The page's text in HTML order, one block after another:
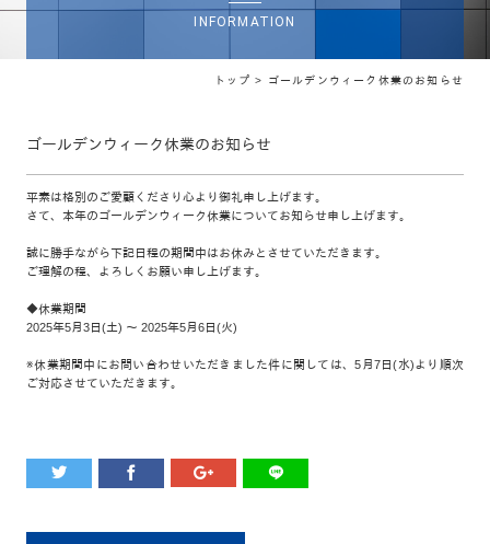
INFORMATION
トップ > ゴールデンウィーク休業のお知らせ
ゴールデンウィーク休業のお知らせ
平素は格別のご愛顧くださり心より御礼申し上げます。
さて、本年のゴールデンウィーク休業についてお知らせ申し上げます。
誠に勝手ながら下記日程の期間中はお休みとさせていただきます。
ご理解の程、よろしくお願い申し上げます。
◆休業期間
2025年5月3日(土) ～ 2025年5月6日(火)
※休業期間中にお問い合わせいただきました件に関しては、5月7日(水)より順次
ご対応させていただきます。